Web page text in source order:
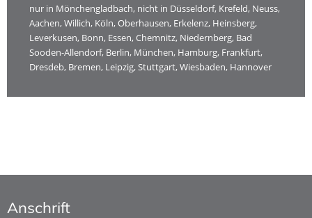
nur in Mönchengladbach, nicht in Düsseldorf, Krefeld, Neuss,
Aachen, Willich, Köln, Oberhausen, Erkelenz, Heinsberg,
Leverkusen, Bonn, Essen, Chemnitz, Niedernberg, Bad
Sooden-Allendorf, Berlin, München, Hamburg, Frankfurt,
Dresdeb, Bremen, Leipzig, Stuttgart, Wiesbaden, Hannover
Anschrift